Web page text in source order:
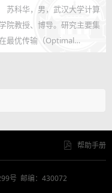
123
57
苏科华，男，武汉大学计算
院教授、博导。研究主要集
最优传输（Optimal
人工智能、医学图像处理等
帮助手册
号 邮编：430072